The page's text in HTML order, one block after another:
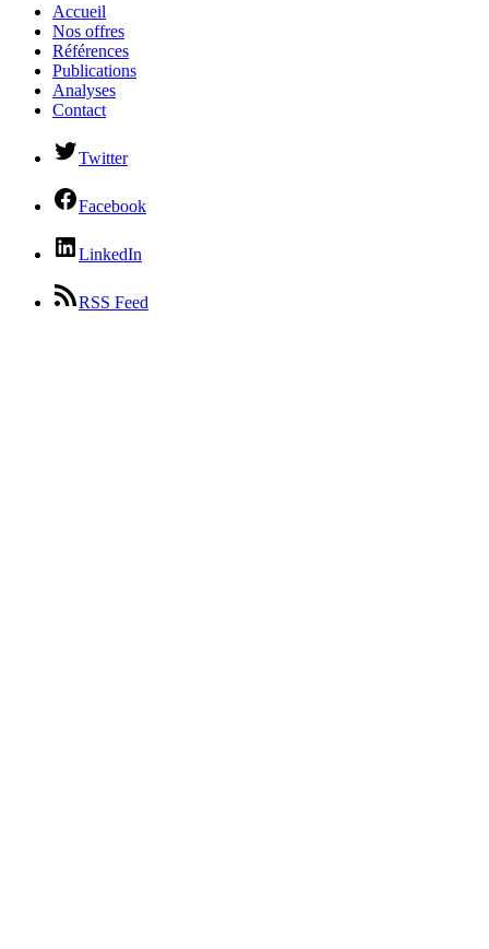
Accueil
Nos offres
Références
Publications
Analyses
Contact
Twitter
Facebook
LinkedIn
RSS Feed